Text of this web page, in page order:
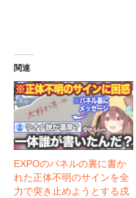
関連
EXPOのパネルの裏に書か
れた正体不明のサインを全
力で突き止めようとする戌